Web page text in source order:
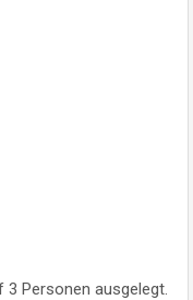
Personen ausgelegt.